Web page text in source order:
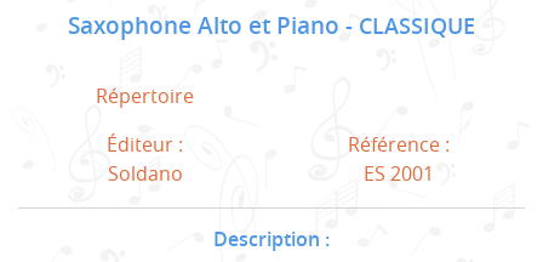
Saxophone Alto et Piano CLASSIQUE
Répertoire
Éditeur :
Soldano
Référence :
ES 2001
Description :